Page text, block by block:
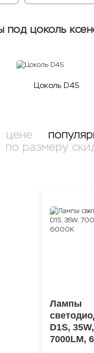
под цоколь
Цоколь D4S
цене
по размеру
Лампы
D1S, 35W,
7000LM,